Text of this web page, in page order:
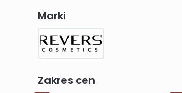
Marki
Zakres cen